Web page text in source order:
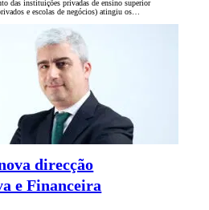
das instituições privadas de ensino superior
e escolas de negócios) atingiu os…
direcção
e Financeira